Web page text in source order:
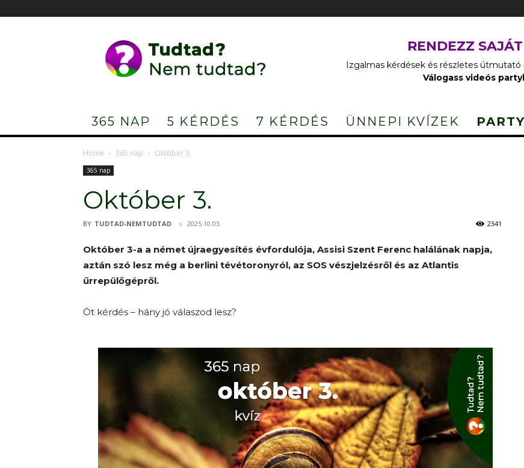
Nem
tudtad?
RENDEZZ
Izgalmas kérdések és részletes útmutató
Válogass videós
365 NAP 5 KÉRDÉS 7 KÉRDÉS ÜNNEPI KVÍZEK
Home 365 nap Október 3.
365 nap
Október 3.
BY TUDTAD-NEMTUDTAD 2025.10.03. 2341
Október 3-a a német újraegyesítés évfordulója, Assisi Szent Ferenc halálának napja,
aztán szó lesz még a berlini tévétoronyról, az SOS vészjelzésről és az Atlantis
űrrepülőgépről.
Öt kérdés – hány jó válaszod lesz?